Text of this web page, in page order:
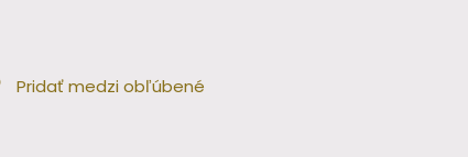
Pridať medzi obľúbené